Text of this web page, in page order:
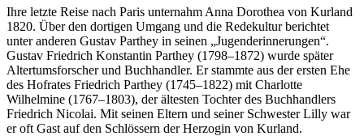
Ihre letzte Reise nach Paris unternahm Anna Dorothea von Kurland
1820. Über den dortigen Umgang und die Redekultur berichtet
unter anderen Gustav Parthey in seinen „Jugenderinnerungen“.
Gustav Friedrich Konstantin Parthey (1798–1872) wurde später
Altertumsforscher und Buchhandler. Er stammte aus der ersten Ehe
des Hofrates Friedrich Parthey (1745–1822) mit Charlotte
Wilhelmine (1767–1803), der ältesten Tochter des Buchhandlers
Friedrich Nicolai. Mit seinen Eltern und seiner Schwester Lilly war
er oft Gast auf den Schlössern der Herzogin von Kurland.